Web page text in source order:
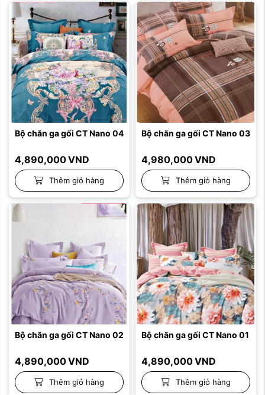
Bộ chăn ga gối CT Nano 04
4,890,000VND
Thêm giỏ hàng
Bộ chăn ga gối CT Nano 03
4,980,000VND
Thêm giỏ hàng
Bộ chăn ga gối CT Nano 02
4,890,000VND
Thêm giỏ hàng
Bộ chăn ga gối CT Nano 01
4,890,000VND
Thêm giỏ hàng